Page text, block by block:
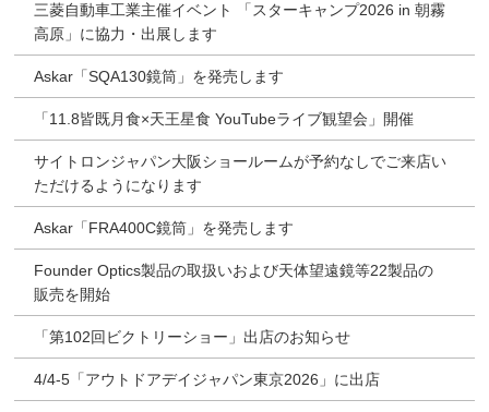
三菱自動車工業主催イベント 「スターキャンプ2026 in 朝霧
高原」に協力・出展します
Askar「SQA130鏡筒」を発売します
「11.8皆既月食×天王星食 YouTubeライブ観望会」開催
サイトロンジャパン大阪ショールームが予約なしでご来店い
ただけるようになります
Askar「FRA400C鏡筒」を発売します
Founder Optics製品の取扱いおよび天体望遠鏡等22製品の
販売を開始
「第102回ビクトリーショー」出店のお知らせ
4/4-5「アウトドアデイジャパン東京2026」に出店